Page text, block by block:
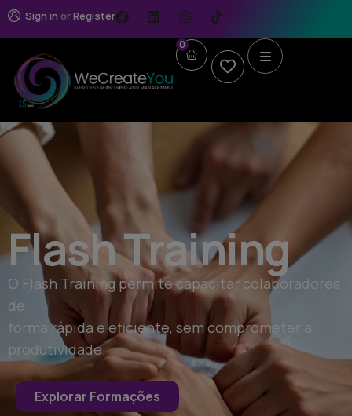
Sign in orRegister
0
Flash Training
O Flash Training permite capacitar colaboradores
de
forma rápida e eficiente, sem comprometer a
produtividade.
Explorar Formações